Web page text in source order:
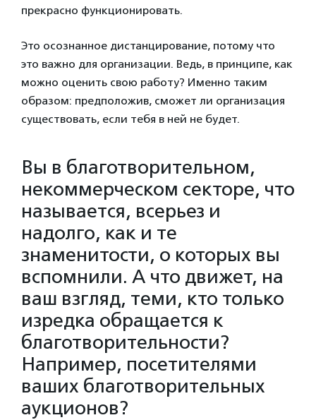
прекрасно функционировать.
Это осознанное дистанцирование, потому что
это важно для организации. Ведь, в принципе, как
можно оценить свою работу? Именно таким
образом: предположив, сможет ли организация
существовать, если тебя в ней не будет.
Вы в благотворительном,
некоммерческом секторе, что
называется, всерьез и
надолго, как и те
знаменитости, о которых вы
вспомнили. А что движет, на
ваш взгляд, теми, кто только
изредка обращается к
благотворительности?
Например, посетителями
ваших благотворительных
аукционов?